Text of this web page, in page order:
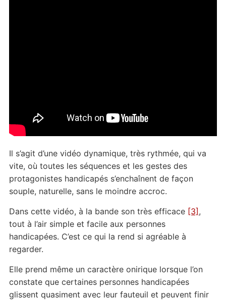
Il s’agit d’une vidéo dynamique, très rythmée, qui va
vite, où toutes les séquences et les gestes des
protagonistes handicapés s’enchaînent de façon
souple, naturelle, sans le moindre accroc.
Dans cette vidéo, à la bande son très efficace [3] ,
tout à l’air simple et facile aux personnes
handicapées. C’est ce qui la rend si agréable à
regarder.
Elle prend même un caractère onirique lorsque l’on
constate que certaines personnes handicapées
glissent quasiment avec leur fauteuil et peuvent finir